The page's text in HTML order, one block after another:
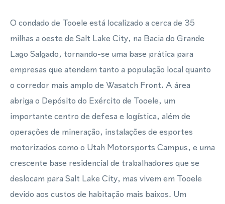
O condado de Tooele está localizado a cerca de 35
milhas a oeste de Salt Lake City, na Bacia do Grande
Lago Salgado, tornando-se uma base prática para
empresas que atendem tanto a população local quanto
o corredor mais amplo de Wasatch Front. A área
abriga o Depósito do Exército de Tooele, um
importante centro de defesa e logística, além de
operações de mineração, instalações de esportes
motorizados como o Utah Motorsports Campus, e uma
crescente base residencial de trabalhadores que se
deslocam para Salt Lake City, mas vivem em Tooele
devido aos custos de habitação mais baixos. Um